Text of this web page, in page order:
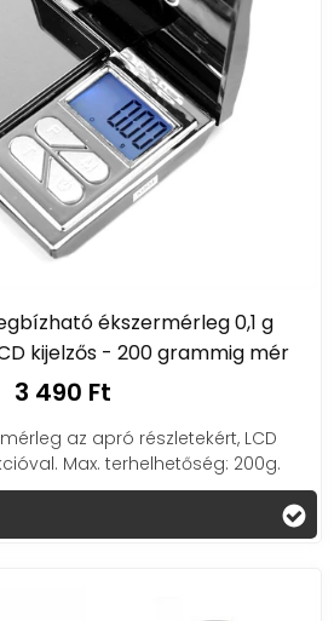
kapcsolat.
anyaga határozza meg a
könnyű tisztíthatóságát.
Ismert márkák széles
Garantáljuk a termékek
arányú termékeket.
Segítünk megtalálni a
mérleget.
ékszermérleg 0,1 g
kijelzős - 200 grammig mér
3 490 Ft
az apró részletekért, LCD
Max. terhelhetőség: 200g.